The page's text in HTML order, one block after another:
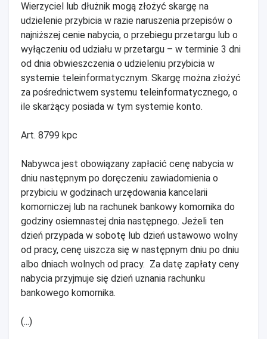
Wierzyciel lub dłużnik mogą złożyć skargę na
udzielenie przybicia w razie naruszenia przepisów o
najniższej cenie nabycia, o przebiegu przetargu lub o
wyłączeniu od udziału w przetargu – w terminie 3 dni
od dnia obwieszczenia o udzieleniu przybicia w
systemie teleinformatycznym. Skargę można złożyć
za pośrednictwem systemu teleinformatycznego, o
ile skarżący posiada w tym systemie konto.
Art. 8799 kpc
Nabywca jest obowiązany zapłacić cenę nabycia w
dniu następnym po doręczeniu zawiadomienia o
przybiciu w godzinach urzędowania kancelarii
komorniczej lub na rachunek bankowy komornika do
godziny osiemnastej dnia następnego. Jeżeli ten
dzień przypada w sobotę lub dzień ustawowo wolny
od pracy, cenę uiszcza się w następnym dniu po dniu
albo dniach wolnych od pracy. Za datę zapłaty ceny
nabycia przyjmuje się dzień uznania rachunku
bankowego komornika.
(...)